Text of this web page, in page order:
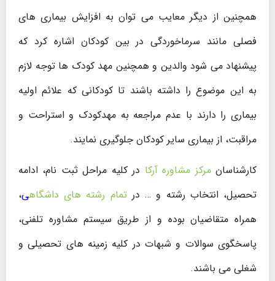
همچنین از دیگر معایب می توان به افزایش بیماری های
فصلی مانند سرماخوردگی در بین کودکان اشاره کرد که
پیشنهاد می شود والدین و همچنین مهد کودک ها توجه لازم
به این موضوع را داشته باشند تا کودکانی که علائم اولیه
بیماری را دارند با عدم مراجعه به مهدکودک و استراحت و
مراقبت، از بیماری سایر کودکان جلوگیری نمایند.
کارشناسانمرکز مشاوره آرکا در کلیه مراحل ثبت نام، ادامه
تحصیل، انتخاب رشته و … درتمام رشته های داشگاهی،
همراه متقاضیان بوده و از طریق سیستم مشاوره تلفنی،
پاسخگوی سوالات و شبهات در کلیه زمینه های تحصیلی و
شغلی می باشند.